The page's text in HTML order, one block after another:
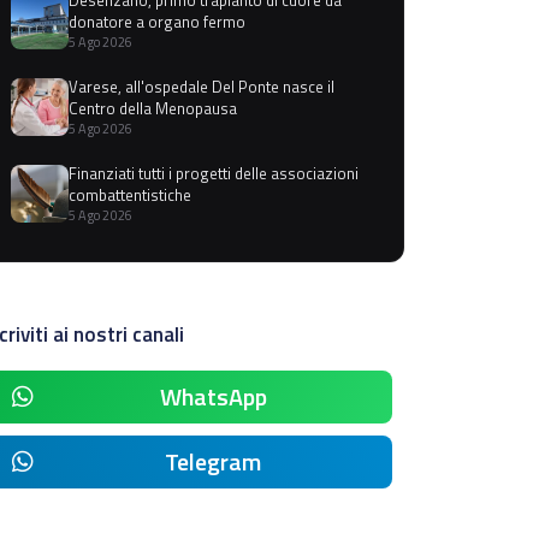
donatore a organo fermo
5 Ago 2026
Varese, all'ospedale Del Ponte nasce il
Centro della Menopausa
5 Ago 2026
Finanziati tutti i progetti delle associazioni
combattentistiche
5 Ago 2026
ai nostri canali
WhatsApp
Telegram